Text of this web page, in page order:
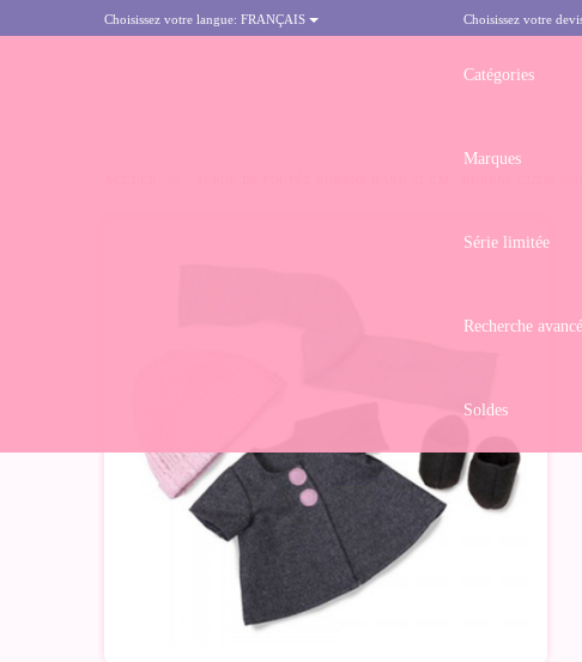
Choisissez votre langue: FRANÇAIS Choisissez votre
Catégories
Marques
Série limitée
Recherche
Soldes